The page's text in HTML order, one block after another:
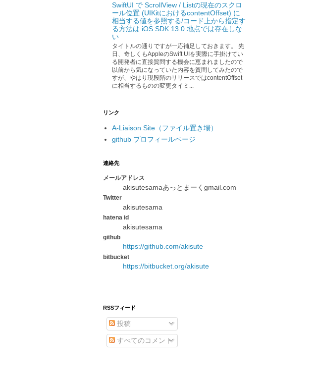
SwiftUI で ScrollView / Listの現在のスクロ
ール位置 (UIKitにおけるcontentOffset) に
相当する値を参照する/コード上から指定す
る方法は iOS SDK 13.0 地点では存在しな
い
タイトルの通りですが一応補足しておきます。 先
日、奇しくもAppleのSwift UIを実際に手掛けてい
る開発者に直接質問する機会に恵まれましたので
以前から気になっていた内容を質問してみたので
すが、やはり現段階のリリースではcontentOffset
に相当するものの変更タイミ...
リンク
A-Liaison Site（ファイル置き場）
github プロフィールページ
連絡先
メールアドレス
akisutesamaあっとまーくgmail.com
Twitter
akisutesama
hatena id
akisutesama
github
https://github.com/akisute
bitbucket
https://bitbucket.org/akisute
RSSフィード
投稿
すべてのコメント